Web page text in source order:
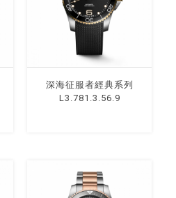
深海征服者經典系列
L3.781.3.56.9